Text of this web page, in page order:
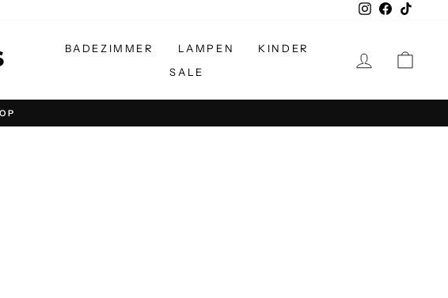
Instagram
Facebook
BADEZIMMER LAMPEN
KINDER
SALE